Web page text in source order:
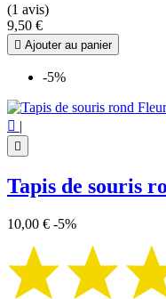
(1 avis)
9,50 €
 Ajouter au panier
-5%
 |

Tapis de souris
10,00 € -5%